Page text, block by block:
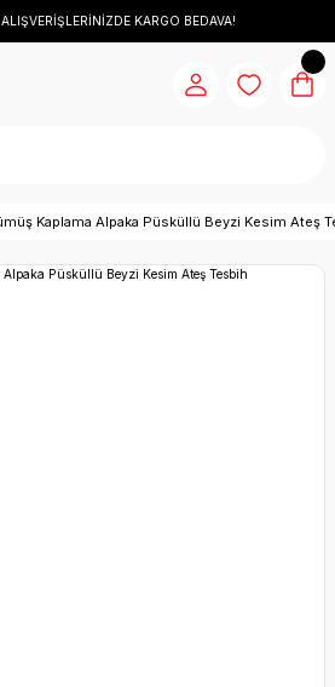
KARGO BEDAVA!
Kaplama Alpaka Püsküllü Beyzi Kesim Ateş